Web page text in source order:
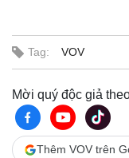
Tag: VOV
Mời quý độc giả
Thêm VOV trên